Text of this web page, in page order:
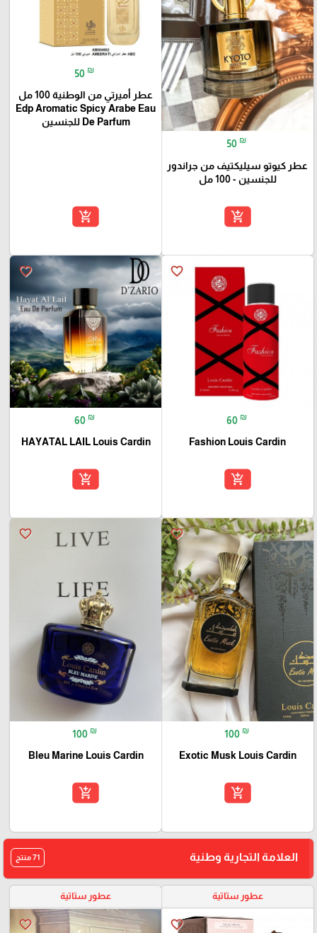
50 ₪
عطر كيوتو سيليكتيف من جراندور
للجنسين - 100 مل
add_shopping_cart
50 ₪
عطر أميرتي من الوطنية 100 مل
Edp Aromatic Spicy Arabe Eau
De Parfum للجنسين
add_shopping_cart
favorite_border
60 ₪
Fashion Louis Cardin
add_shopping_cart
favorite_border
60 ₪
HAYATAL LAIL Louis Cardin
add_shopping_cart
favorite_border
100 ₪
Exotic Musk Louis Cardin
add_shopping_cart
favorite_border
100 ₪
Bleu Marine Louis Cardin
add_shopping_cart
العلامة التجارية وطنية 71 منتج
عطور ستاتية
favorite_border
عطور ستاتية
favorite_border